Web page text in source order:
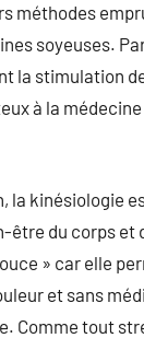
méthodes
soyeuses.
la stimulation
à la
la kinésiologie
être du corps et
» car elle
et sans
Comme tout